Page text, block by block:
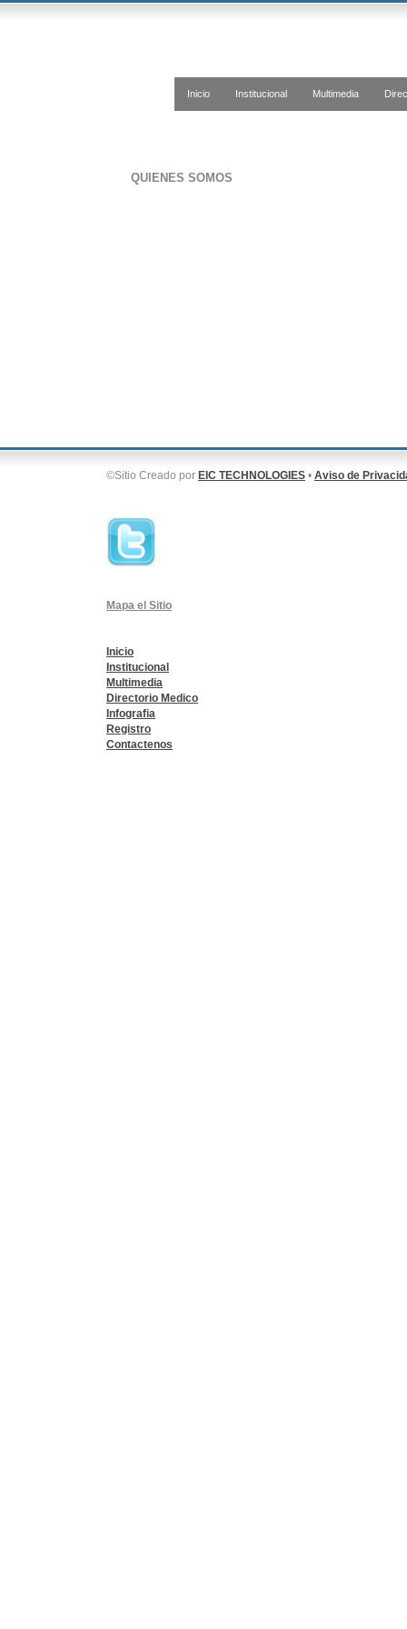
Inicio Institucional Multimedia
QUIENES SOMOS
©Sitio Creado por EIC TECHNOLOGIES • Aviso de
Mapa el Sitio
Inicio
Institucional
Multimedia
Directorio Medico
Infografia
Registro
Contactenos